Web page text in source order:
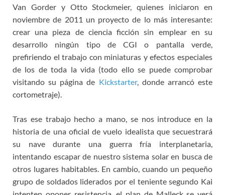
k
r
o
n
n
k
e
e
s
t
Van Gorder y Otto Stockmeier, quienes iniciaron en
noviembre de 2011 un proyecto de lo más interesante:
crear una pieza de ciencia ficción sin emplear en su
desarrollo ningún tipo de CGI o pantalla verde,
prefiriendo el trabajo con miniaturas y efectos especiales
de los de toda la vida (todo ello se puede comprobar
visitando su página de Kickstarter, donde arrancó este
cortometraje).
Tras ese trabajo hecho a mano, se nos introduce en la
historia de una oficial de vuelo idealista que secuestrará
su nave durante una guerra fría interplanetaria,
intentando escapar de nuestro sistema solar en busca de
otros lugares habitables. En cambio, cuando un pequeño
grupo de soldados liderados por el teniente segundo Kai